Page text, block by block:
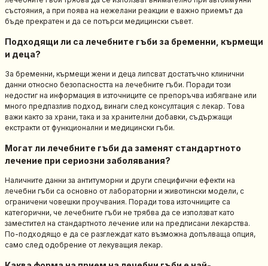
състояния, а при поява на нежелани реакции е важно приемът да
бъде прекратен и да се потърси медицински съвет.
Подходящи ли са лечебните гъби за бременни, кърмещи
и деца?
За бременни, кърмещи жени и деца липсват достатъчно клинични
данни относно безопасността на лечебните гъби. Поради този
недостиг на информация в източниците се препоръчва избягване или
много предпазлив подход, винаги след консултация с лекар. Това
важи както за храни, така и за хранителни добавки, съдържащи
екстракти от функционални и медицински гъби.
Могат ли лечебните гъби да заменят стандартното
лечение при сериозни заболявания?
Наличните данни за антитуморни и други специфични ефекти на
лечебни гъби са основно от лабораторни и животински модели, с
ограничени човешки проучвания. Поради това източниците са
категорични, че лечебните гъби не трябва да се използват като
заместител на стандартното лечение или на предписани лекарства.
По-подходящо е да се разглеждат като възможна допълваща опция,
само след одобрение от лекуващия лекар.